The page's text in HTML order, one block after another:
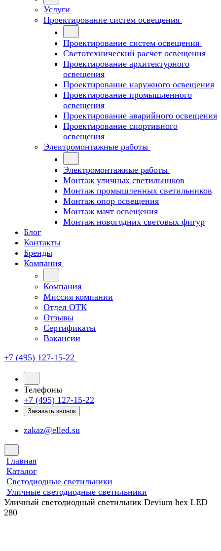
Услуги
Проектирование систем освещения
Проектирование систем освещения
Светотехнический расчет освещения
Проектирование архитектурного
освещения
Проектирование наружного освещения
Проектирование промышленного
освещения
Проектирование аварийного освещения
Проектирование спортивного
освещения
Электромонтажные работы
Электромонтажные работы
Монтаж уличных светильников
Монтаж промышленных светильников
Монтаж опор освещения
Монтаж мачт освещения
Монтаж новогодних световых фигур
Блог
Контакты
Бренды
Компания
Компания
Миссия компании
Отдел ОТК
Отзывы
Сертификаты
Вакансии
+7 (495) 127-15-22
Телефоны
+7 (495) 127-15-22
Заказать звонок
zakaz@elled.su
Главная
Каталог
Светодиодные светильники
Уличные светодиодные светильники
Уличный светодиодный светильник Devium hex LED
280